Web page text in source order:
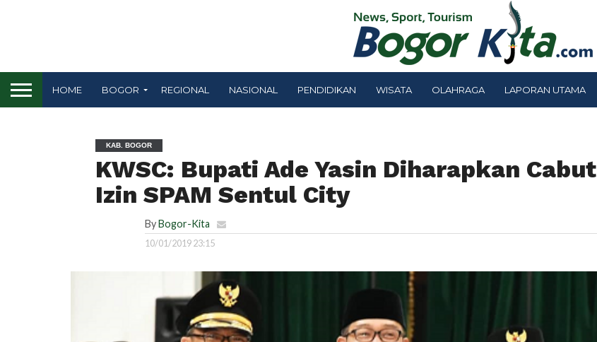
HOME BOGOR REGIONAL NASIONAL PENDIDIKAN WISATA OLAHRAGA LAPORAN UTAMA
KAB. BOGOR
KWSC: Bupati Ade Yasin Diharapkan Cabut
Izin SPAM Sentul City
ByBogor-Kita
10/01/2019 23:15